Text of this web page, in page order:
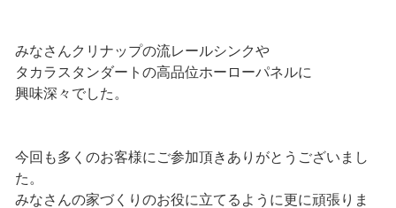
みなさんクリナップの流レールシンクや
タカラスタンダートの高品位ホーローパネルに
興味深々でした。
今回も多くのお客様にご参加頂きありがとうございまし
た。
みなさんの家づくりのお役に立てるように更に頑張りま